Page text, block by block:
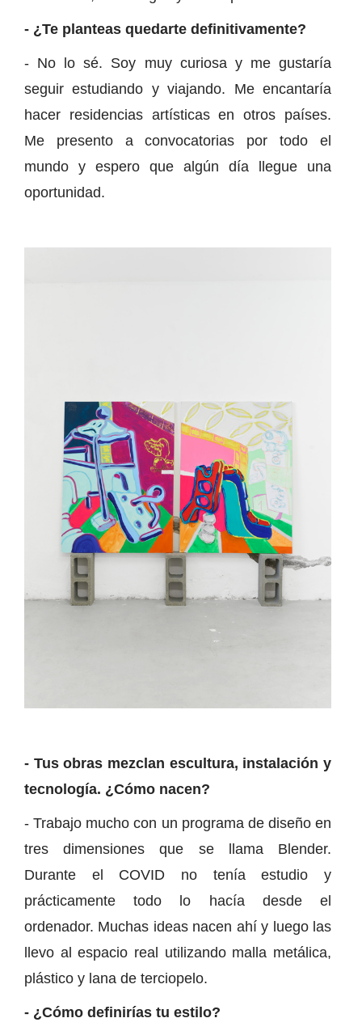
- ¿Te planteas quedarte definitivamente?
- No lo sé. Soy muy curiosa y me gustaría
seguir estudiando y viajando. Me encantaría
hacer residencias artísticas en otros países.
Me presento a convocatorias por todo el
mundo y espero que algún día llegue una
oportunidad.
- Tus obras mezclan escultura, instalación y
tecnología. ¿Cómo nacen?
- Trabajo mucho con un programa de diseño en
tres dimensiones que se llama Blender.
Durante el COVID no tenía estudio y
prácticamente todo lo hacía desde el
ordenador. Muchas ideas nacen ahí y luego las
llevo al espacio real utilizando malla metálica,
plástico y lana de terciopelo.
- ¿Cómo definirías tu estilo?